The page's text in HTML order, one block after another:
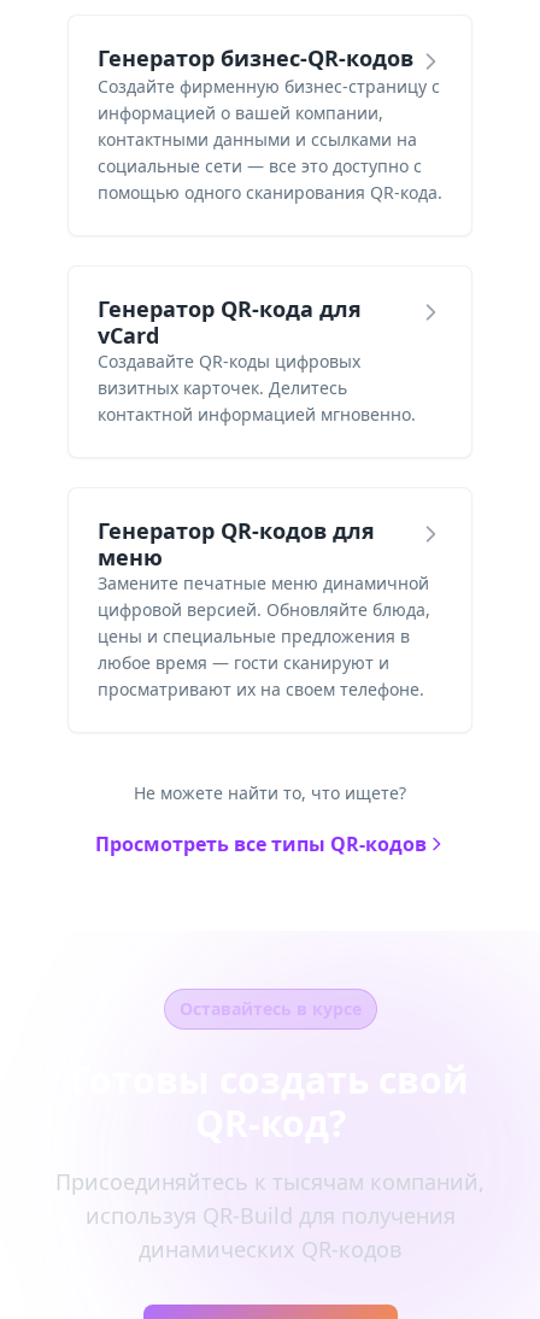
Генератор бизнес-QR-кодов
Создайте фирменную бизнес-страницу с
информацией о вашей компании,
контактными данными и ссылками на
социальные сети — все это доступно с
помощью одного сканирования QR-кода.
Генератор QR-кода для
vCard
Создавайте QR-коды цифровых
визитных карточек. Делитесь
контактной информацией мгновенно.
Генератор QR-кодов для
меню
Замените печатные меню динамичной
цифровой версией. Обновляйте блюда,
цены и специальные предложения в
любое время — гости сканируют и
просматривают их на своем телефоне.
Не можете найти то, что ищете?
Просмотреть все типы QR-кодов
Оставайтесь в курсе
Присоединяйтесь к тысячам компаний,
используя QR-Build для получения
динамических QR-кодов